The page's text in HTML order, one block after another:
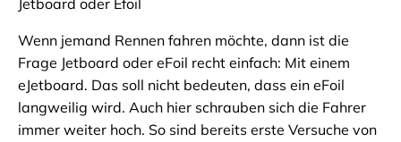
Jetboard oder Efoil
Wenn jemand Rennen fahren möchte, dann ist die
Frage Jetboard oder eFoil recht einfach: Mit einem
eJetboard. Das soll nicht bedeuten, dass ein eFoil
langweilig wird. Auch hier schrauben sich die Fahrer
immer weiter hoch. So sind bereits erste Versuche von